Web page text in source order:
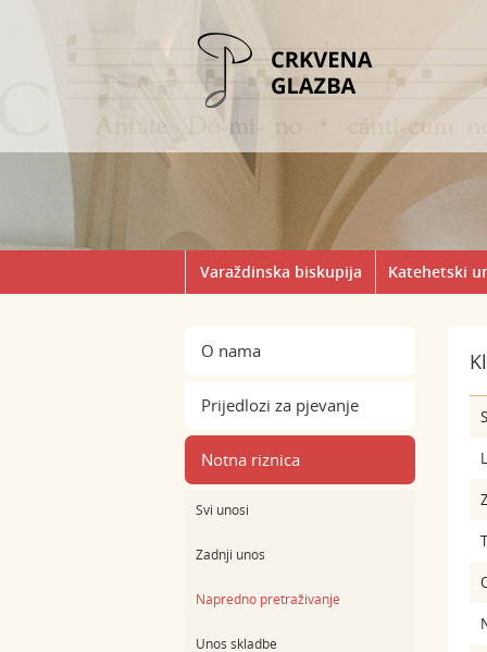
Varaždinska biskupija Katehetski
O nama
Prijedlozi za pjevanje
Notna riznica
Svi unosi
Zadnji unos
Napredno pretraživanje
Unos skladbe